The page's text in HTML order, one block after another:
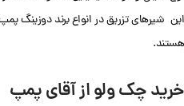
این شیرهای تزریق در انواع برند دوزینگ
هستند.
خرید چک ولو از آقای پمپ